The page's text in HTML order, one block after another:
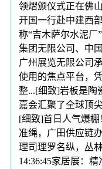
领熠颁仪式正在佛
开国一行赴中建西
称“吉木萨尔水泥厂
集团无限公司、中
广州展览无限公司
使用的焦点平台，
整...[细致]岩板是陶
嘉会汇聚了全球顶
[细致]首日人气爆棚
准绳，广田供应链
理司理罗名纵，丛
14:36:45家居展：